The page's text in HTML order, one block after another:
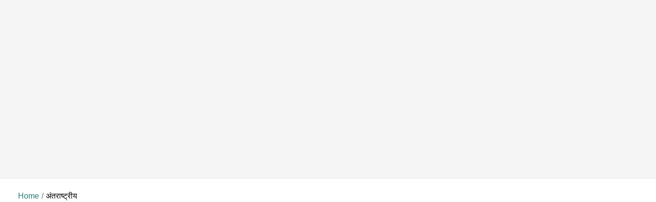
Home अंतराष्ट्रीय